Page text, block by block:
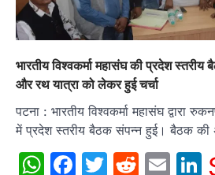
भारतीय विश्वकर्मा महासंघ की प्रदेश स्तरीय
और रथ यात्रा को लेकर हुई चर्चा
पटना : भारतीय विश्वकर्मा महासंघ द्वारा
में प्रदेश स्तरीय बैठक संपन्न हुई। बैठक की
WhatsApp
Facebook
Twitter
Reddit